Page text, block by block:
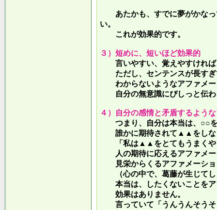
あたかも、すでに夢がかなっ
い。
これが効果的です。
３）短めに、短いほど効果的
言いやすい、覚えやすければ
ただし、センテンスが長すぎ
わからないようなアファメー
自分の無意識にぴしっと伝わ
４）自分の感情と矛盾するよう
つまり、自分は本当は、○○を
誰かに期待されて▲▲をしな
「私は▲▲をとてもうまくや
人の期待に応えるアファメ
見栄からくるアファメーショ
（心の中で、葛藤が生じてし
本当は、したくないことをア
効果はありません。
言っていて 「うんうんそう